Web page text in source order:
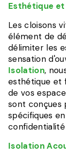
Esthétique
Les cloisons
élément de
délimiter les
sensation
Isolation,
esthétique et
de vos
sont conçues
spécifiques
Isolation